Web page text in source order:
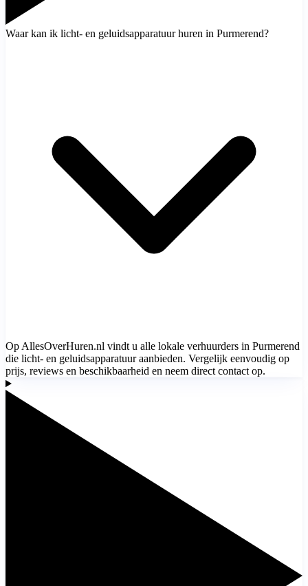
Waar kan ik licht- en geluidsapparatuur huren in Purmerend?
Op AllesOverHuren.nl vindt u alle lokale verhuurders in Purmerend
die licht- en geluidsapparatuur aanbieden. Vergelijk eenvoudig op
prijs, reviews en beschikbaarheid en neem direct contact op.